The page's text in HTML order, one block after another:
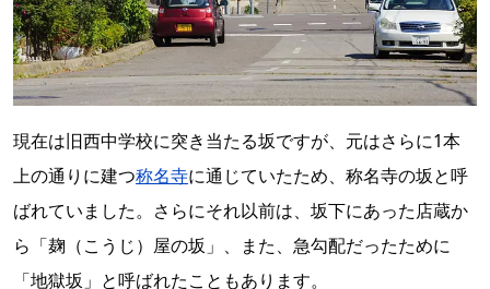
現在は旧西中学校に突き当たる坂ですが、元はさらに1本
上の通りに建つ称名寺に通じていたため、称名寺の坂と呼
ばれていました。さらにそれ以前は、坂下にあった店蔵か
ら「麹（こうじ）屋の坂」、また、急勾配だったために
「地獄坂」と呼ばれたこともあります。